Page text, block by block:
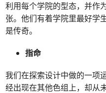
利用每个学院的型态，并作
张。他们有着学院里最好学
是传奇。
指命
我们在探索设计中做的一项
经出现在其他色组上，却从